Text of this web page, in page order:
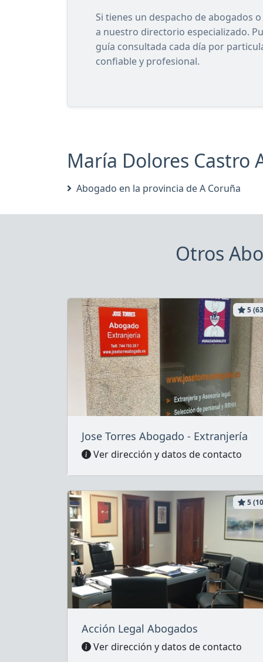
Si tienes un despacho de abogados
a nuestro directorio especializado.
guía consultada cada día por
confiable y profesional.
María Dolores Castro
Abogado en la provincia de A Coruña
Otros
5
Jose Torres Abogado - Extranjería
Ver dirección y datos de contacto
5
Acción Legal Abogados
Ver dirección y datos de contacto